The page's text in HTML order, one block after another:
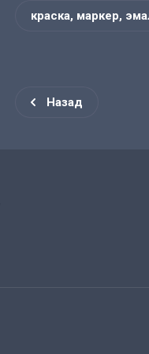
краска, маркер,
Назад